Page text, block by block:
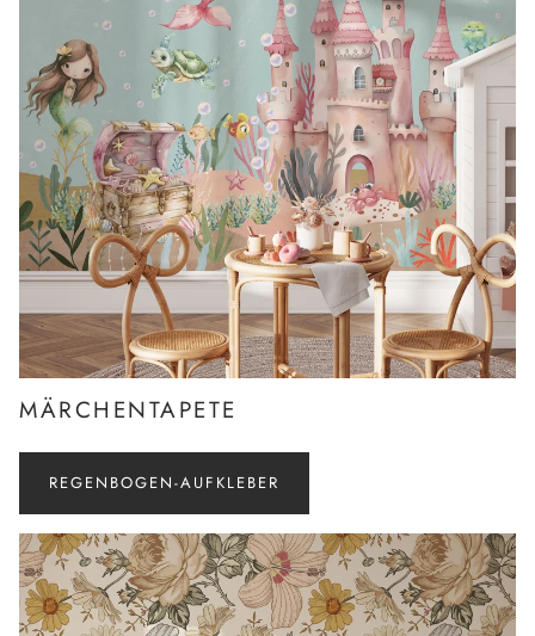
MÄRCHENTAPETE
REGENBOGEN-AUFKLEBER